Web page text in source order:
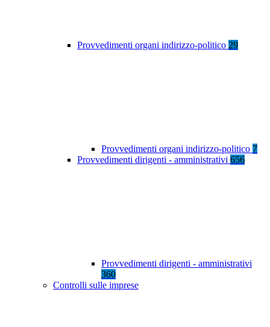
Provvedimenti organi indirizzo-politico 29
Provvedimenti organi indirizzo-politico 7
Provvedimenti dirigenti - amministrativi 656
Provvedimenti dirigenti - amministrativi
360
Controlli sulle imprese